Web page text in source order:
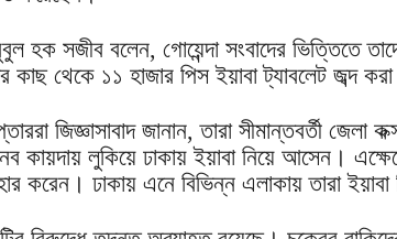
হক সজীব বলেন, গোয়েন্দা সংবাদের ভিত্তিতে
কাছ থেকে ১১ হাজার পিস ইয়াবা ট্যাবলেট জব্দ
জিজ্ঞাসাবাদ জানান, তারা সীমান্তবর্তী জেলা
কায়দায় লুকিয়ে ঢাকায় ইয়াবা নিয়ে আসেন।
করেন। ঢাকায় এনে বিভিন্ন এলাকায় তারা